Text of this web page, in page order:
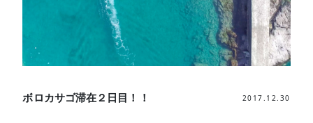
ボロカサゴ滞在２日目！！ 2017.12.30